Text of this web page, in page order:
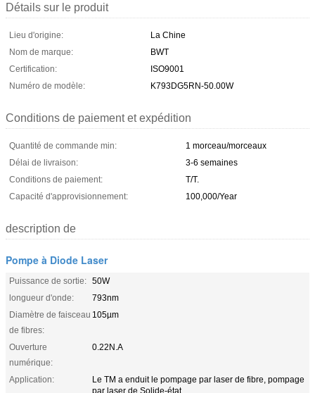
Détails sur le produit
Lieu d'origine:
La Chine
Nom de marque:
BWT
Certification:
ISO9001
Numéro de modèle:
K793DG5RN-50.00W
Conditions de paiement et expédition
Quantité de commande min:
1 morceau/morceaux
Délai de livraison:
3-6 semaines
Conditions de paiement:
T/T.
Capacité d'approvisionnement:
100,000/Year
description de
Pompe à Diode Laser
Puissance de sortie: 50W
longueur d'onde:
793nm
Diamètre de faisceau
de fibres:
105µm
Ouverture
numérique:
0.22N.A
Application:
Le TM a enduit le pompage par laser de fibre, pompage
par laser de Solide-état